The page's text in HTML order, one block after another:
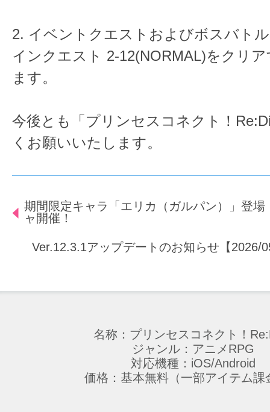
2. イベントクエストおよびボスバト
インクエスト 2-12(NORMAL)をクリ
ます。
今後とも「プリンセスコネクト！
くお願いいたします。
期間限定キャラ「エリカ（ガルパン）」登場
ャ開催！
Ver.12.3.1アップデートのお知らせ【2026/
名称：プリンセスコネクト！
ジャンル：アニメRPG
対応機種：iOS/Android
価格：基本無料（一部アイテム課